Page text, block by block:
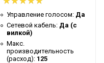
Нет
Да
74.5
Управление голосом: Да
Сетевой кабель: Да (с
вилкой)
Макс.
производительность
(расход): 125